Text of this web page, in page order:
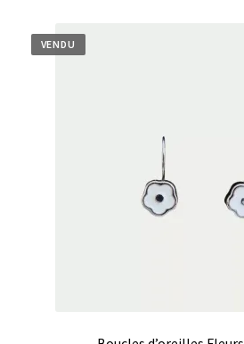
VENDU